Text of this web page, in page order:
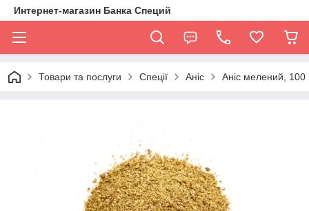
Интернет-магазин Банка Специй
Товари та послуги Спеції Аніс Аніс мелений, 100